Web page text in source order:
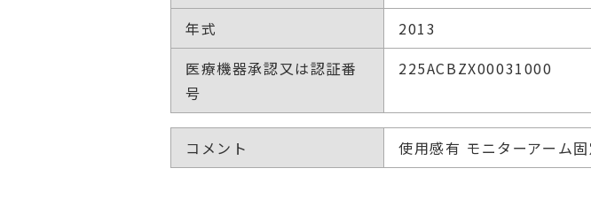
年式
2013
医療機器承認又は認証番
号
225ACBZX00031000
コメント 使用感有 モニターアーム